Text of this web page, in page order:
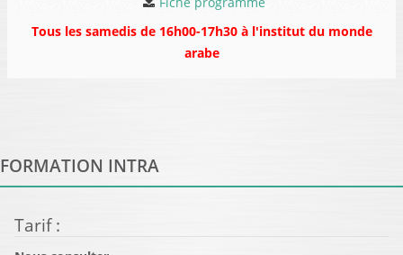
Tous les samedis de 16h00-17h30 à l'institut du monde
arabe
FORMATION INTRA
Tarif: